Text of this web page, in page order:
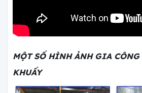
MỘT SỐ HÌNH ẢNH GIA
KHUẤY